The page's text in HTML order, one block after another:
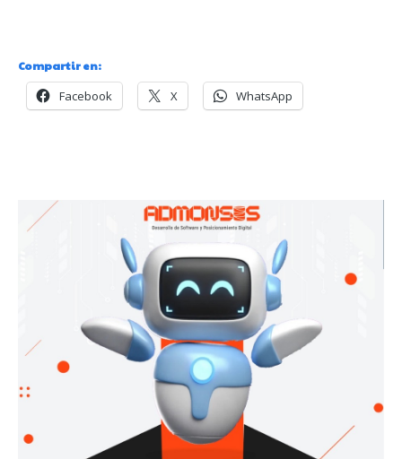
Compartir en:
Facebook X WhatsApp